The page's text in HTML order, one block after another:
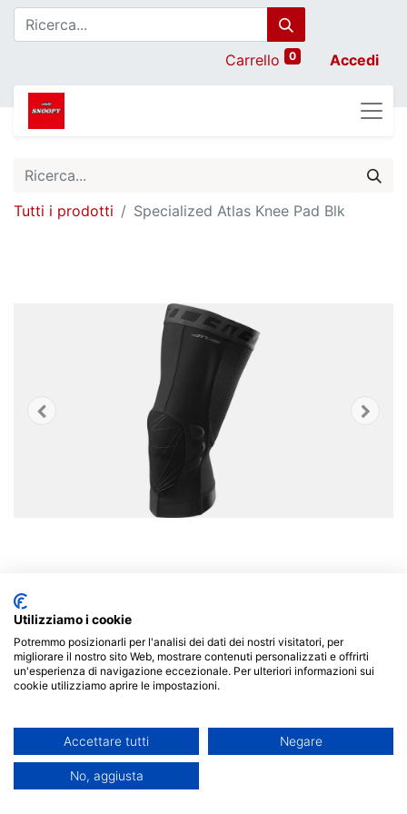
Carrello 0 Accedi
Tutti i prodotti Specialized Atlas Knee Pad Blk
Le ginocchiere Atlas prevengono abrasioni e forniscono
protezione dai piccoli impatti, pur essendo leggeri, flessibili
L'imbottitura sagomata con schiuma espansa assorbe gli
Utilizziamo i cookie
Potremmo posizionarli per l'analisi dei dati dei nostri visitatori, per
migliorare il nostro sito Web, mostrare contenuti personalizzati e offrirti
un'esperienza di navigazione eccezionale. Per ulteriori informazioni sui
cookie utilizziamo aprire le impostazioni.
Accettare tutti Negare
No, aggiusta